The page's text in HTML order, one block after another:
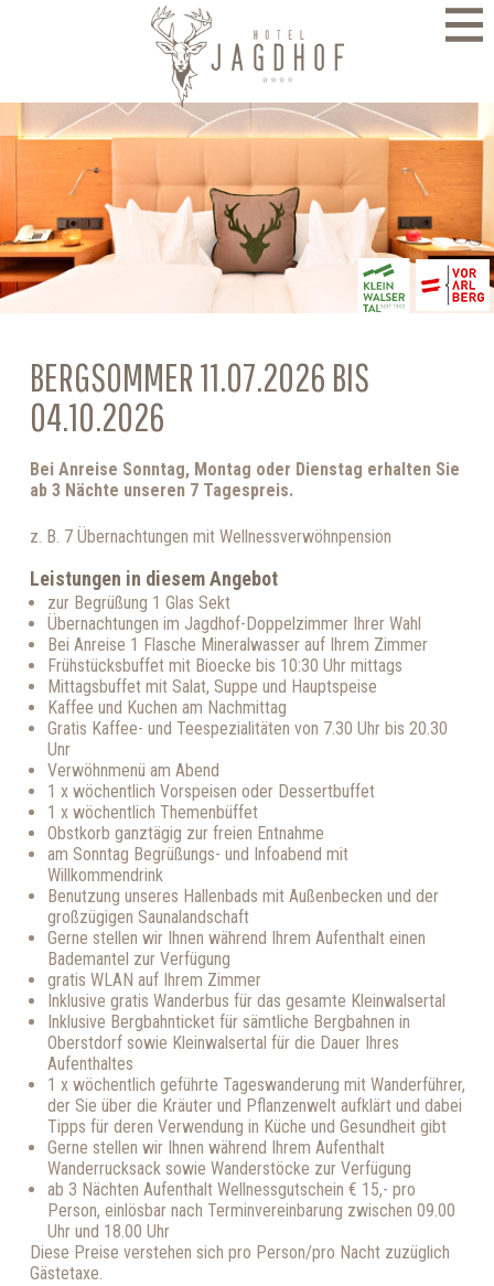
BERGSOMMER 11.07.2026 BIS
04.10.2026
Bei Anreise Sonntag, Montag oder Dienstag erhalten Sie
ab 3 Nächte unseren 7 Tagespreis.
z. B. 7 Übernachtungen mit Wellnessverwöhnpension
Leistungen in diesem Angebot
zur Begrüßung 1 Glas Sekt
Übernachtungen im Jagdhof-Doppelzimmer Ihrer Wahl
Bei Anreise 1 Flasche Mineralwasser auf Ihrem Zimmer
Frühstücksbuffet mit Bioecke bis 10:30 Uhr mittags
Mittagsbuffet mit Salat, Suppe und Hauptspeise
Kaffee und Kuchen am Nachmittag
Gratis Kaffee- und Teespezialitäten von 7.30 Uhr bis 20.30
Unr
Verwöhnmenü am Abend
1 x wöchentlich Vorspeisen oder Dessertbuffet
1 x wöchentlich Themenbüffet
Obstkorb ganztägig zur freien Entnahme
am Sonntag Begrüßungs- und Infoabend mit
Willkommendrink
Benutzung unseres Hallenbads mit Außenbecken und der
großzügigen Saunalandschaft
Gerne stellen wir Ihnen während Ihrem Aufenthalt einen
Bademantel zur Verfügung
gratis WLAN auf Ihrem Zimmer
Inklusive gratis Wanderbus für das gesamte Kleinwalsertal
Inklusive Bergbahnticket für sämtliche Bergbahnen in
Oberstdorf sowie Kleinwalsertal für die Dauer Ihres
Aufenthaltes
1 x wöchentlich geführte Tageswanderung mit Wanderführer,
der Sie über die Kräuter und Pflanzenwelt aufklärt und dabei
Tipps für deren Verwendung in Küche und Gesundheit gibt
Gerne stellen wir Ihnen während Ihrem Aufenthalt
Wanderrucksack sowie Wanderstöcke zur Verfügung
ab 3 Nächten Aufenthalt Wellnessgutschein € 15,- pro
Person, einlösbar nach Terminvereinbarung zwischen 09.00
Uhr und 18.00 Uhr
Diese Preise verstehen sich pro Person/pro Nacht zuzüglich
Gästetaxe.